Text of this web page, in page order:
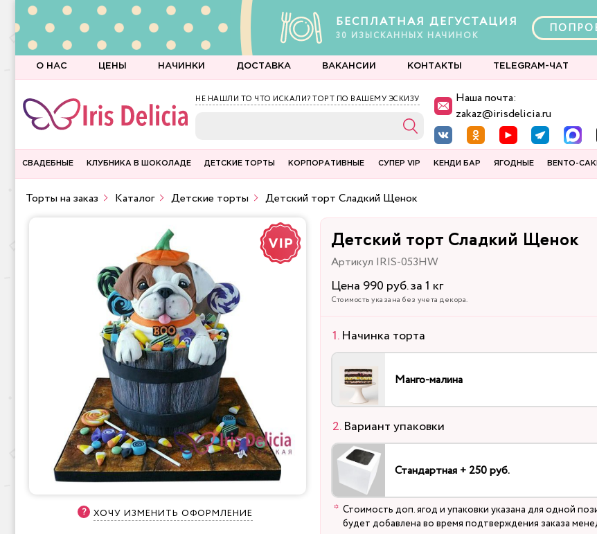
БЕСПЛАТНАЯ ДЕГУСТАЦИЯ
30 ИЗЫСКАННЫХ НАЧИНОК
О НАС ЦЕНЫ НАЧИНКИ ДОСТАВКА ВАКАНСИИ КОНТАКТЫ TELEGRAM-ЧАТ
НЕ НАШЛИ ТО ЧТО ИСКАЛИ? ТОРТ ПО ВАШЕМУ ЭСКИЗУ
Наша почта:
zakaz@irisdelicia.ru
СВАДЕБНЫЕ КЛУБНИКА В ШОКОЛАДЕ ДЕТСКИЕ ТОРТЫ КОРПОРАТИВНЫЕ СУПЕР VIP КЕНДИ БАР ЯГОДНЫЕ BENTO-
Торты на заказ Каталог Детские торты Детский торт Сладкий Щенок
ХОЧУ ИЗМЕНИТЬ ОФОРМЛЕНИЕ
Детский торт Сладкий Щенок
Артикул IRIS-053HW
Цена 990 руб. за 1 кг
Стоимость указана без учета декора.
Начинка торта
Манго-малина
Вариант упаковки
Стандартная + 250 руб.
Стоимость доп. ягод и упаковки указана для одной
будет добавлена во время подтверждения заказа